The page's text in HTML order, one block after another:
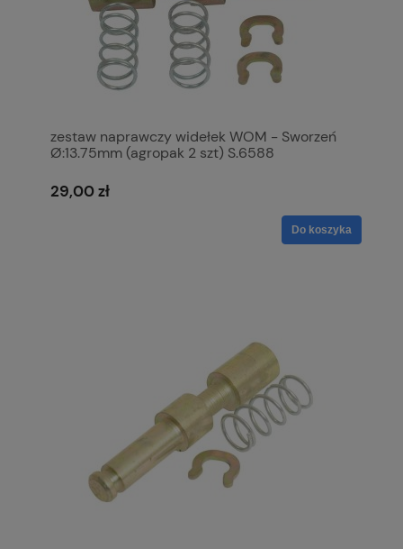
zestaw naprawczy widełek WOM - Sworzeń
Ø:13.75mm (agropak 2 szt) S.6588
29,00 zł
Do koszyka